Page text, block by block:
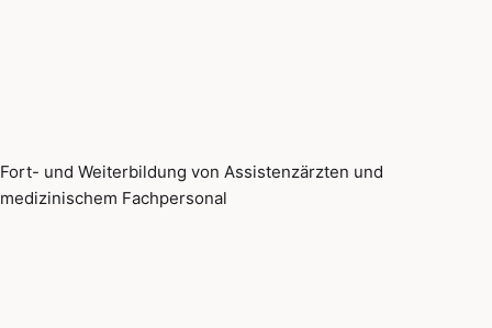
Fort- und Weiterbildung von Assistenzärzten und
medizinischem Fachpersonal